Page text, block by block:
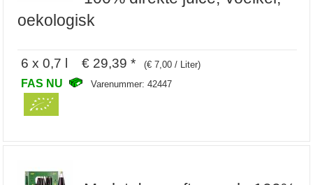
oekologisk
6 x 0,7 l € 29,39 * (€ 7,00 / Liter)
FAS NU Varenummer: 42447